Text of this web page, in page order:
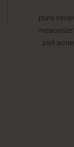
pure
piel